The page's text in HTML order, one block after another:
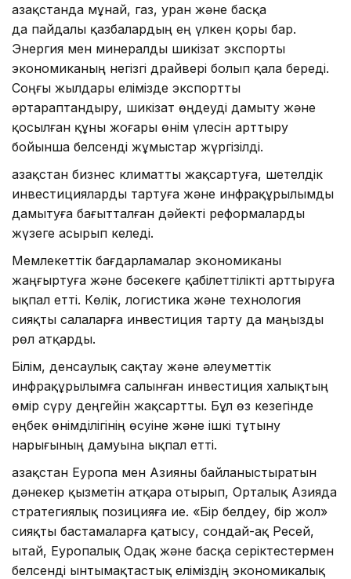
Қазақстанда мұнай, газ, уран және басқа
да пайдалы қазбалардың ең үлкен қоры бар.
Энергия мен минералды шикізат экспорты
экономиканың негізгі драйвері болып қала береді.
Соңғы жылдары елімізде экспортты
әртараптандыру, шикізат өңдеуді дамыту және
қосылған құны жоғары өнім үлесін арттыру
бойынша белсенді жұмыстар жүргізілді.
Қазақстан бизнес климатты жақсартуға, шетелдік
инвестицияларды тартуға және инфрақұрылымды
дамытуға бағытталған дәйекті реформаларды
жүзеге асырып келеді.
Мемлекеттік бағдарламалар экономиканы
жаңғыртуға және бәсекеге қабілеттілікті арттыруға
ықпал етті. Көлік, логистика және технология
сияқты салаларға инвестиция тарту да маңызды
рөл атқарды.
Білім, денсаулық сақтау және әлеуметтік
инфрақұрылымға салынған инвестиция халықтың
өмір сүру деңгейін жақсартты. Бұл өз кезегінде
еңбек өнімділігінің өсуіне және ішкі тұтыну
нарығының дамуына ықпал етті.
Қазақстан Еуропа мен Азияны байланыстыратын
дәнекер қызметін атқара отырып, Орталық Азияда
стратегиялық позицияға ие. «Бір белдеу, бір жол»
сияқты бастамаларға қатысу, сондай-ақ Ресей,
Қытай, Еуропалық Одақ және басқа серіктестермен
белсенді ынтымақтастық еліміздің экономикалық